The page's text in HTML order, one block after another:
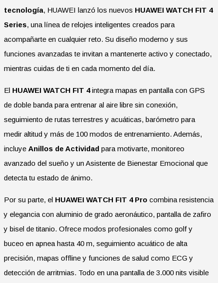
tecnología, HUAWEI lanzó los nuevos HUAWEI WATCH FIT 4
Series, una línea de relojes inteligentes creados para
acompañarte en cualquier reto. Su diseño moderno y sus
funciones avanzadas te invitan a mantenerte activo y conectado,
mientras cuidas de ti en cada momento del día.
El HUAWEI WATCH FIT 4integra mapas en pantalla con GPS
de doble banda para entrenar al aire libre sin conexión,
seguimiento de rutas terrestres y acuáticas, barómetro para
medir altitud y más de 100 modos de entrenamiento. Además,
incluye Anillos de Actividad para motivarte, monitoreo
avanzado del sueño y un Asistente de Bienestar Emocional que
detecta tu estado de ánimo.
Por su parte, el HUAWEI WATCH FIT 4 Pro combina resistencia
y elegancia con aluminio de grado aeronáutico, pantalla de zafiro
y bisel de titanio. Ofrece modos profesionales como golf y
buceo en apnea hasta 40 m, seguimiento acuático de alta
precisión, mapas offline y funciones de salud como ECG y
detección de arritmias. Todo en una pantalla de 3.000 nits visible